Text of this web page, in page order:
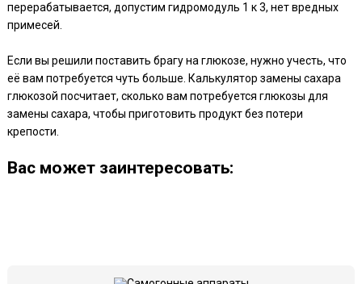
перерабатывается, допустим гидромодуль 1 к 3, нет вредных
примесей.
Если вы решили поставить брагу на глюкозе, нужно учесть, что
её вам потребуется чуть больше. Калькулятор замены сахара
глюкозой посчитает, сколько вам потребуется глюкозы для
замены сахара, чтобы приготовить продукт без потери
крепости.
Ваc может заинтересовать: